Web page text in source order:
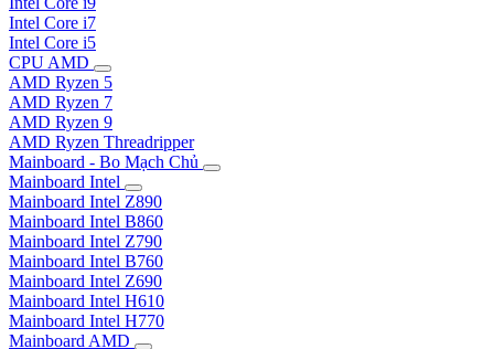
Intel Core i7
Intel Core i5
CPU AMD
AMD Ryzen 5
AMD Ryzen 7
AMD Ryzen 9
AMD Ryzen Threadripper
Mainboard - Bo Mạch Chủ
Mainboard Intel
Mainboard Intel Z890
Mainboard Intel B860
Mainboard Intel Z790
Mainboard Intel B760
Mainboard Intel Z690
Mainboard Intel H610
Mainboard Intel H770
Mainboard AMD